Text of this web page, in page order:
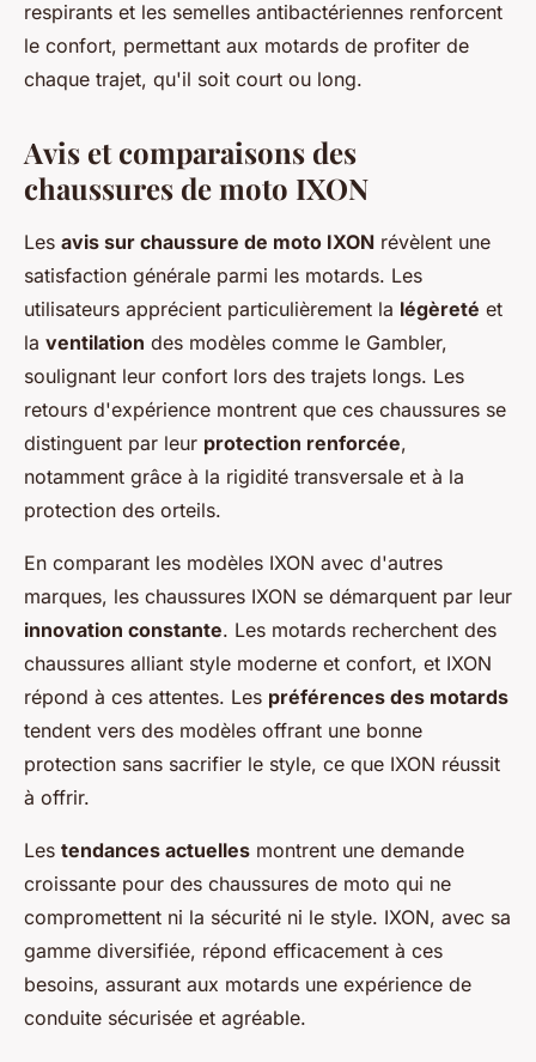
respirants et les semelles antibactériennes renforcent
le confort, permettant aux motards de profiter de
chaque trajet, qu'il soit court ou long.
Avis et comparaisons des
chaussures de moto IXON
Les avis sur chaussure de moto IXON révèlent une
satisfaction générale parmi les motards. Les
utilisateurs apprécient particulièrement la légèreté et
la ventilation des modèles comme le Gambler,
soulignant leur confort lors des trajets longs. Les
retours d'expérience montrent que ces chaussures se
distinguent par leur protection renforcée,
notamment grâce à la rigidité transversale et à la
protection des orteils.
En comparant les modèles IXON avec d'autres
marques, les chaussures IXON se démarquent par leur
innovation constante. Les motards recherchent des
chaussures alliant style moderne et confort, et IXON
répond à ces attentes. Les préférences des motards
tendent vers des modèles offrant une bonne
protection sans sacrifier le style, ce que IXON réussit
à offrir.
Les tendances actuelles montrent une demande
croissante pour des chaussures de moto qui ne
compromettent ni la sécurité ni le style. IXON, avec sa
gamme diversifiée, répond efficacement à ces
besoins, assurant aux motards une expérience de
conduite sécurisée et agréable.